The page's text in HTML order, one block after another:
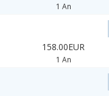
1 An
158.00EUR
1 An